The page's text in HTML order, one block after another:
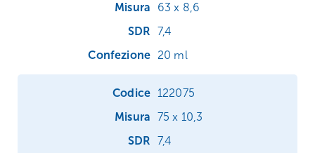
63 x 8,6
7,4
20 ml
122075
75 x 10,3
7,4